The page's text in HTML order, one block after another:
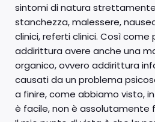
sintomi di natura
stanchezza, malessere,
clinici, referti clinici. Così come
addirittura avere anche una
organico, ovvero addirittura
causati da un problema
a finire, come abbiamo visto,
è facile, non è assolutamente